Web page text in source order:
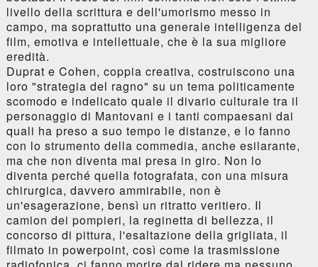
livello della scrittura e dell'umorismo messo in
campo, ma soprattutto una generale intelligenza del
film, emotiva e intellettuale, che è la sua migliore
eredità.
Duprat e Cohen, coppia creativa, costruiscono una
loro "strategia del ragno" su un tema politicamente
scomodo e indelicato quale il divario culturale tra il
personaggio di Mantovani e i tanti compaesani dai
quali ha preso a suo tempo le distanze, e lo fanno
con lo strumento della commedia, anche esilarante,
ma che non diventa mai presa in giro. Non lo
diventa perché quella fotografata, con una misura
chirurgica, davvero ammirabile, non è
un'esagerazione, bensì un ritratto veritiero. Il
camion dei pompieri, la reginetta di bellezza, il
concorso di pittura, l'esaltazione della grigliata, il
filmato in powerpoint, così come la trasmissione